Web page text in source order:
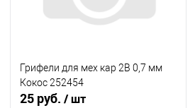
Грифели для мех кар 2В 0,7 мм
Кокос 252454
25 руб. / шт